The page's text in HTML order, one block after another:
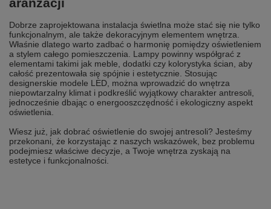
Dobrze zaprojektowana instalacja świetlna może stać się nie tylko
funkcjonalnym, ale także dekoracyjnym elementem wnętrza.
Właśnie dlatego warto zadbać o harmonię pomiędzy oświetleniem
a stylem całego pomieszczenia. Lampy powinny współgrać z
elementami takimi jak meble, dodatki czy kolorystyka ścian, aby
całość prezentowała się spójnie i estetycznie. Stosując
designerskie modele LED, można wprowadzić do wnętrza
niepowtarzalny klimat i podkreślić wyjątkowy charakter antresoli,
jednocześnie dbając o energooszczędność i ekologiczny aspekt
oświetlenia.
Wiesz już, jak dobrać oświetlenie do swojej antresoli? Jesteśmy
przekonani, że korzystając z naszych wskazówek, bez problemu
podejmiesz właściwe decyzje, a Twoje wnętrza zyskają na
estetyce i funkcjonalności.